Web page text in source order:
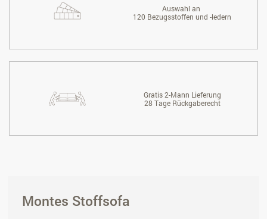
Auswahl an
120 Bezugsstoffen und -ledern
Gratis 2-Mann Lieferung
28 Tage Rückgaberecht
Montes Stoffsofa